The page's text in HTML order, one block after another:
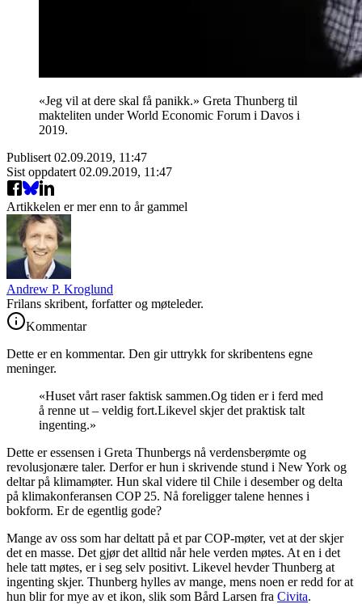
«Jeg vil at dere skal få panikk.» Greta Thunberg til
makteliten under World Economic Forum i Davos i
2019.
Publisert 02.09.2019, 11:47
Sist oppdatert 02.09.2019, 11:47
Artikkelen er mer enn to år gammel
Andrew P. Kroglund
Frilans skribent, forfatter og møteleder.
Kommentar
Dette er en kommentar. Den gir uttrykk for skribentens egne
meninger.
«Huset vårt raser faktisk sammen.Og tiden er i ferd med
å renne ut – veldig fort.Likevel skjer det praktisk talt
ingenting.»
Dette er essensen i Greta Thunbergs nå verdensberømte og
revolusjonære taler. Derfor er hun i skrivende stund i New York og
deltar på klimamøter. Hun skal videre til Chile i desember og delta
på klimakonferansen COP 25. Nå foreligger talene hennes i
bokform. Er de egentlig gode?
Mange av oss som har deltatt på et par COP-møter, vet at der skjer
det en masse. Det gjør det alltid når hele verden møtes. At en i det
hele tatt møtes, er i seg selv positivt. Likevel hevder Thunberg at
ingenting skjer. Thunberg hylles av mange, mens noen er redd for at
hun blir for mye av et ikon, slik som Bård Larsen fra Civita.